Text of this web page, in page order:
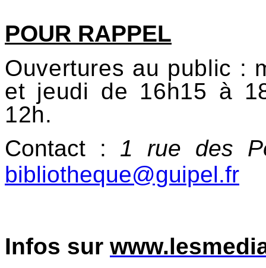
POUR RAPPEL
Ouvertures au public :
et jeudi de 16h15 à
12h.
Contact : 1 rue des
bibliotheque@guipel.fr
Infos sur